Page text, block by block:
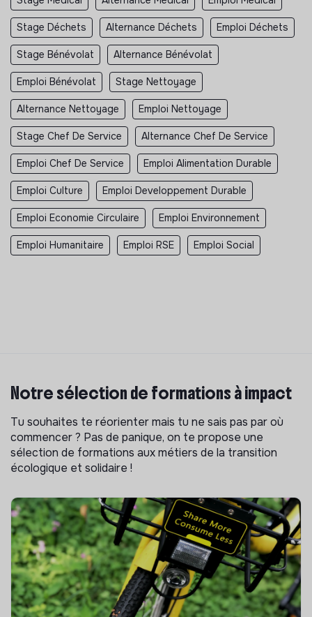
Stage Déchets Alternance Déchets Emploi Déchets
Stage Bénévolat Alternance Bénévolat
Emploi Bénévolat Stage Nettoyage
Alternance Nettoyage Emploi Nettoyage
Stage Chef De Service Alternance Chef De Service
Emploi Chef De Service Emploi Alimentation Durable
Emploi Culture Emploi Developpement Durable
Emploi Economie Circulaire Emploi Environnement
Emploi Humanitaire Emploi RSE Emploi Social
Notre sélection de formations à impact
Tu souhaites te réorienter mais tu ne sais pas par où
commencer ? Pas de panique, on te propose une
sélection de formations aux métiers de la transition
écologique et solidaire !